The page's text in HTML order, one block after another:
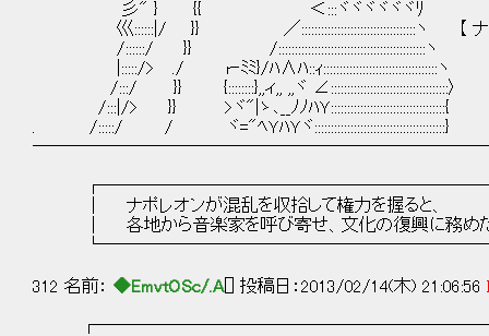
彡" } {{ ＜:::ヾヾヾヾヾヾﾘ
巛::::::|/ }} ／:::::::::::::::::::::::::::::::::::ヽ 【 ナポレ
/::::::/ }} /:::::::::::::::::::::::::::::::::::::::::::::ヽ
|:::::/> ./ r‐ﾐﾐ}/ﾊ∧ﾊ::ｨ:::::::::::::::::::::::::::::::::::ヽ
/:::/ }} {::::::::},,ィ,, ,,ヾ ∠::::::::::::::::::::::::::::::::::::〉
/:::|/> }} >ヾ"|ゝ､__ﾉﾉﾊＹ:::::::::::::::::::::::::::::::::::{
. /:::::/ / ヾ="ﾍＹﾊＹヾ::::::::::::::::::::::::::::::::::::::::}
│ ナポレオンが混乱を収拾して権力を
│ 各地から音楽家を呼び寄せ、文化の復興に務
312 名前： ◆EmvtOSc/.A[] 投稿日：2013/02/14(木) 21:06:56